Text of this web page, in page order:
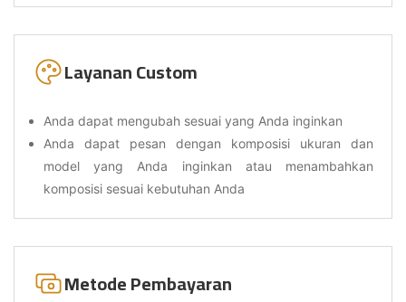
Layanan Custom
Anda dapat mengubah sesuai yang Anda inginkan
Anda dapat pesan dengan komposisi ukuran dan
model yang Anda inginkan atau menambahkan
komposisi sesuai kebutuhan Anda
Metode Pembayaran